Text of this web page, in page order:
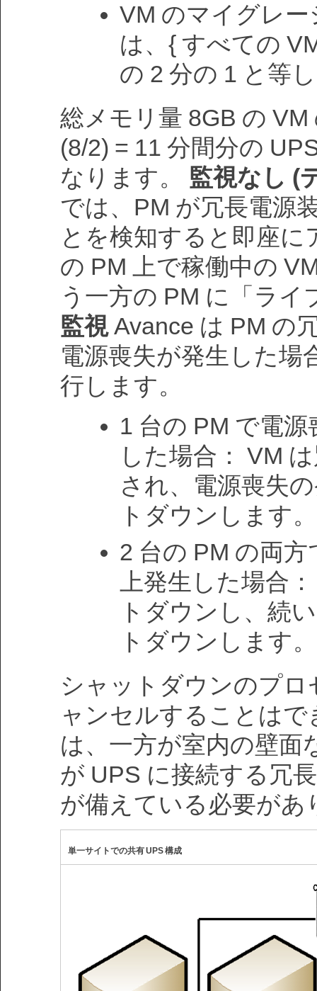
VM のマイグレ
は、{ すべての
の 2 分の 1 と等
総メモリ量 8GB の
(8/2) = 11 分間分の
なります。 監視なし (
では、PM が冗長電源
とを検知すると即座
の PM 上で稼働中の
う一方の PM に「ラ
監視Avance は PM の
電源喪失が発生した場
行します。
1 台の PM で電
した場合： VM
され、電源喪失
トダウンします。
2 台の PM の両
上発生した場合
トダウンし、続
トダウンします。
シャットダウンのプ
ャンセルすることは
は、一方が室内の壁面
が UPS に接続する冗
が備えている必要があ
単一サイトでの共有 UPS 構成